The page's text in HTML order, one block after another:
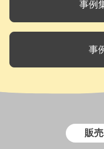
事例
事
販